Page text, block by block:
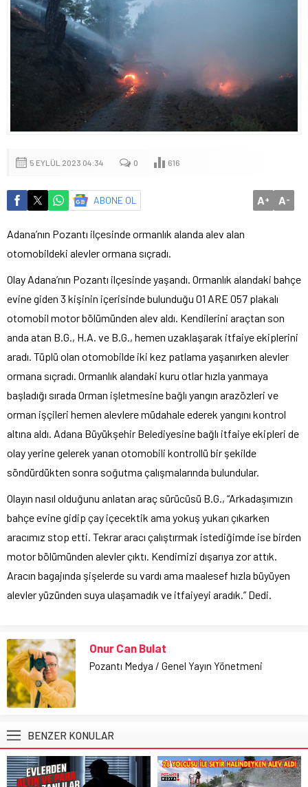
5 EYLÜL 2023 04:34 0 616
ABONE OL A+ A-
Adana’nın Pozantı ilçesinde ormanlık alanda alev alan
otomobildeki alevler ormana sıçradı.
Olay Adana’nın Pozantı ilçesinde yaşandı. Ormanlık alandaki bahçe
evine giden 3 kişinin içerisinde bulunduğu 01 ARE 057 plakalı
otomobil motor bölümünden alev aldı. Kendilerini araçtan son
anda atan B.G., H.A. ve B.G., hemen uzaklaşarak itfaiye ekiplerini
aradı. Tüplü olan otomobilde iki kez patlama yaşanırken alevler
ormana sıçradı. Ormanlık alandaki kuru otlar hızla yanmaya
başladığı sırada Orman işletmesine bağlı yangın arazözleri ve
orman işçileri hemen alevlere müdahale ederek yangını kontrol
altına aldı. Adana Büyükşehir Belediyesine bağlı itfaiye ekipleri de
olay yerine gelerek yanan otomobili kontrollü bir şekilde
söndürdükten sonra soğutma çalışmalarında bulundular.
Olayın nasıl olduğunu anlatan araç sürücüsü B.G., “Arkadaşımızın
bahçe evine gidip çay içecektik ama yokuş yukarı çıkarken
aracımız stop etti. Tekrar aracı çalıştırmak istediğimde ise birden
motor bölümünden alevler çıktı. Kendimizi dışarıya zor attık.
Aracın bagajında şişelerde su vardı ama maalesef hızla büyüyen
alevler yüzünden suya ulaşamadık ve itfaiyeyi aradık.” Dedi.
Onur Can Bulat
Pozantı Medya / Genel Yayın Yönetmeni
BENZER KONULAR